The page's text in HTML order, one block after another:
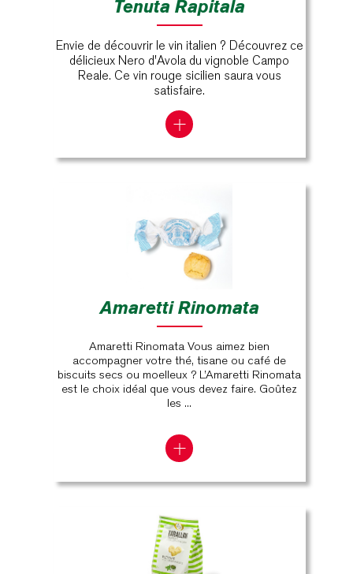
Tenuta Rapitala
Envie de découvrir le vin italien ? Découvrez ce
délicieux Nero d'Avola du vignoble Campo
Reale. Ce vin rouge sicilien saura vous
satisfaire.
Amaretti Rinomata
Amaretti Rinomata Vous aimez bien
accompagner votre thé, tisane ou café de
biscuits secs ou moelleux ? L’Amaretti Rinomata
est le choix idéal que vous devez faire. Goûtez
les ...